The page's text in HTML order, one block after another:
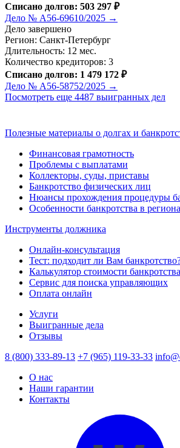
Списано долгов: 503 297 ₽
Дело № А56-69610/2025 →
Дело завершено
Регион: Санкт-Петербург
Длительность: 12 мес.
Количество кредиторов: 3
Списано долгов: 1 479 172 ₽
Дело № А56-58752/2025 →
Посмотреть еще 4487 выигранных дел
Полезные материалы о долгах и
Финансовая грамотность
Проблемы с выплатами
Коллекторы, суды, приставы
Банкротство физических лиц
Нюансы прохождения процедуры
Особенности банкротства в
Инструменты должника
Онлайн-консультация
Тест: подходит ли Вам
Калькулятор стоимости банкротства
Сервис для поиска управляющих
Оплата онлайн
Услуги
Выигранные дела
Отзывы
8 (800) 333-89-13 +7 (965) 119-33-33
О нас
Наши гарантии
Контакты